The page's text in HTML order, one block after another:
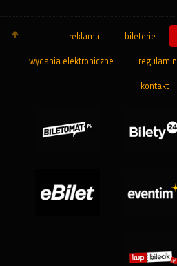
reklama bileterie
wydania elektroniczne regulamin
kontakt